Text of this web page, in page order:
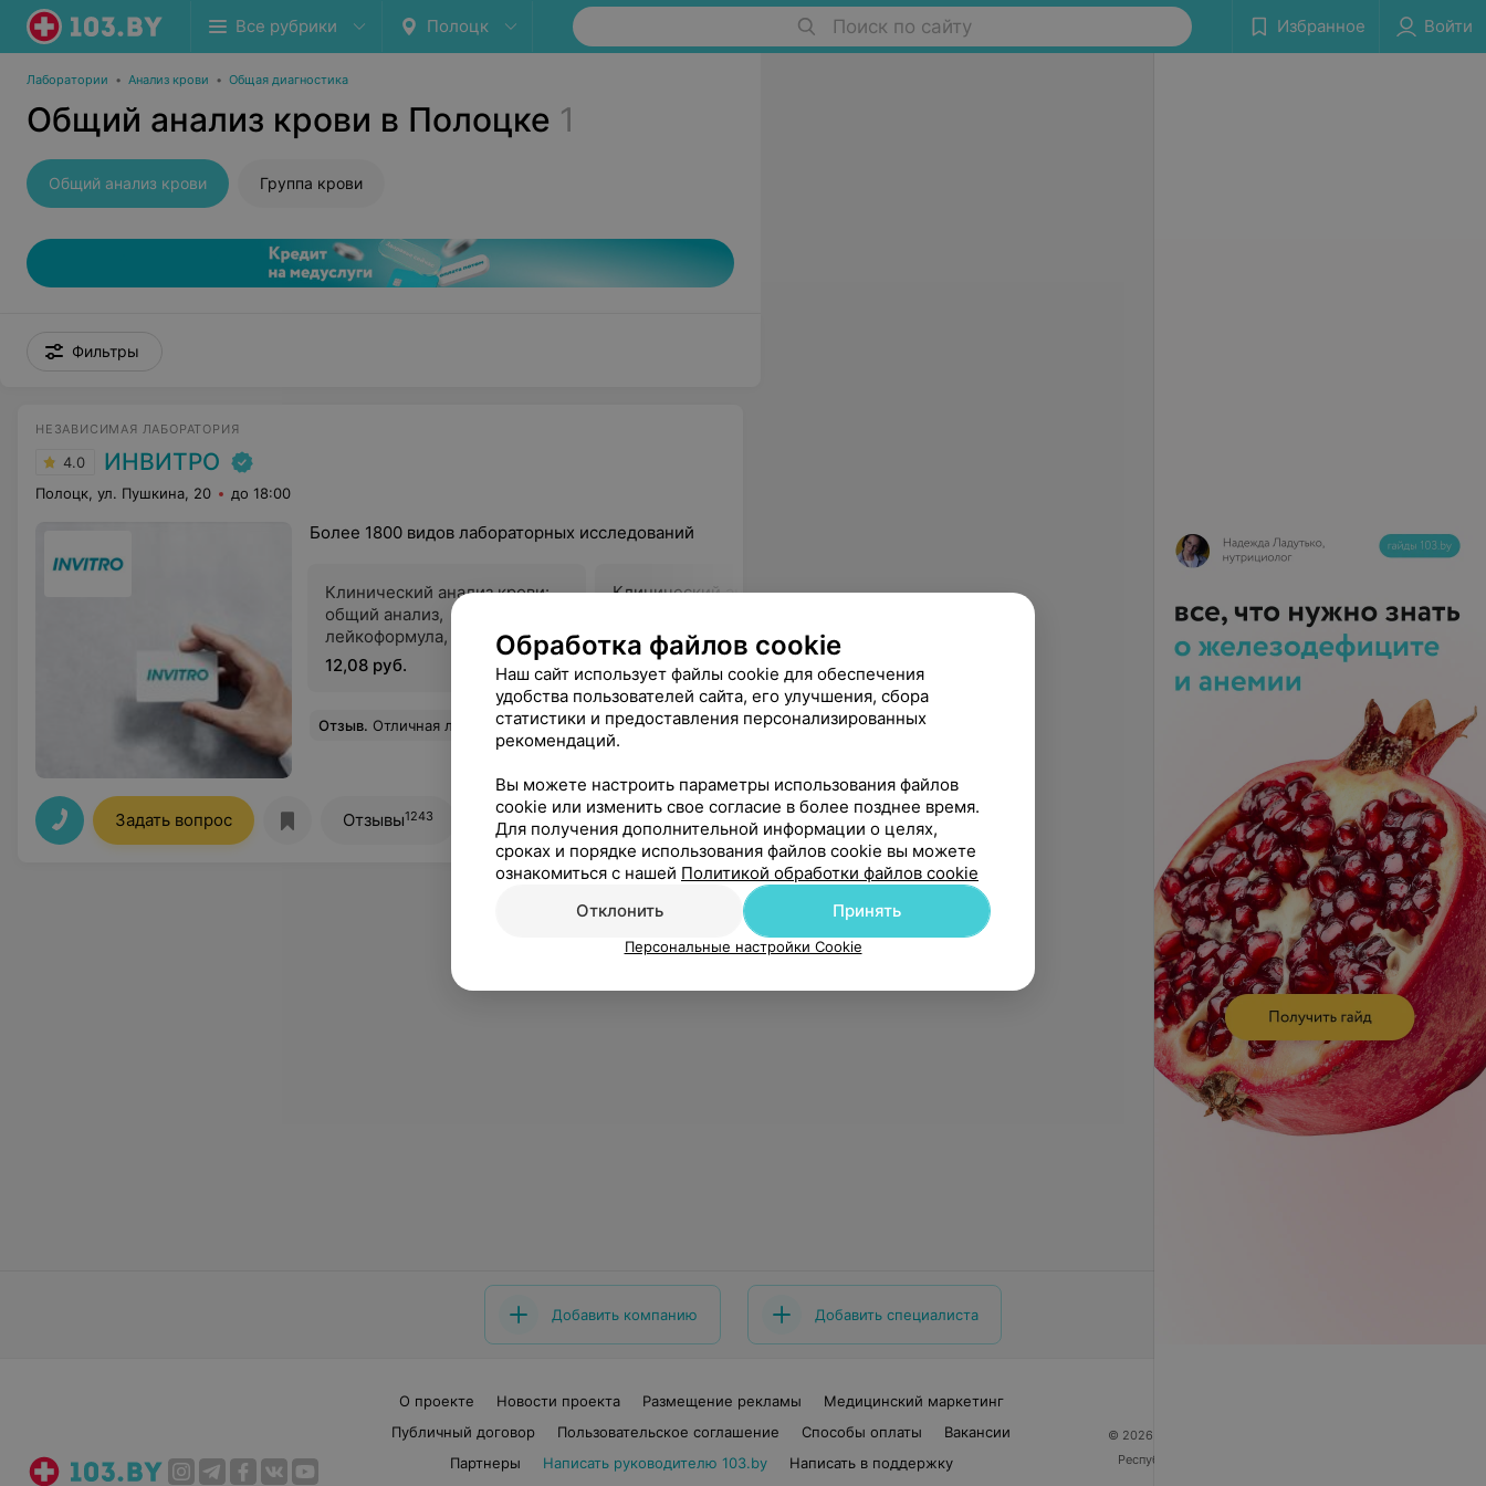
Все рубрики Полоцк Поиск по сайту Избранное Войти
Лаборатории • Анализ крови • Общая диагностика
Общий анализ крови в Полоцке 1
Общий анализ крови Группа крови
Фильтры
НЕЗАВИСИМАЯ ЛАБОРАТОРИЯ
4.0 ИНВИТРО
Полоцк, ул. Пушкина, 20 до 18:00
Более 1800 видов лабораторных исследований
Клинический анализ крови:
общий анализ,
лейкоформула, СОЭ
12,08 руб.
Клинический анализ крови:
лейкоформула, СОЭ (с
обязательной «ручной»
микроскопией мазка)
14,36 руб.
Общий анализ крови (без
лейкоцитарной формулы и
5,14 руб.
Все цены
Отзыв. Отличная лаборатория! Все быстро, качественно, безболезненно. Очень вежливый и доброжелательный персонал. Спасибо! Еще
Задать вопрос Отзывы1243 Все адреса
Добавить компанию Добавить специалиста
О проекте Новости проекта Размещение рекламы
Медицинский маркетинг
Публичный договор
Пользовательское соглашение Способы оплаты
Вакансии
Партнеры
Написать руководителю 103.by
Написать в поддержку
© 2026 ООО «Артокс Лаб», УНП 191700409
Республика Беларусь, г. Минск, улица Толбухина, 2,
Обработка файлов cookie
Наш сайт использует файлы cookie для обеспечения
удобства пользователей сайта, его улучшения, сбора
статистики и предоставления персонализированных
рекомендаций.
Вы можете настроить параметры использования файлов
cookie или изменить свое согласие в более позднее время.
Для получения дополнительной информации о целях,
сроках и порядке использования файлов cookie вы можете
ознакомиться с нашей Политикой обработки файлов cookie
Отклонить
Принять
Персональные настройки Cookie